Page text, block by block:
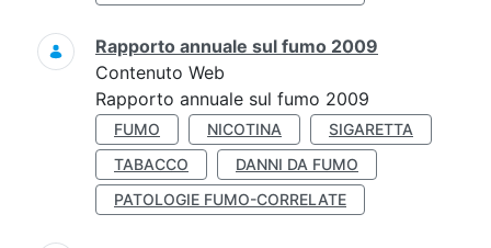
Rapporto annuale sul fumo 2009
Contenuto Web
Rapporto annuale sul fumo 2009
FUMO NICOTINA
SIGARETTA
TABACCO
DANNI DA FUMO
PATOLOGIE FUMO-CORRELATE